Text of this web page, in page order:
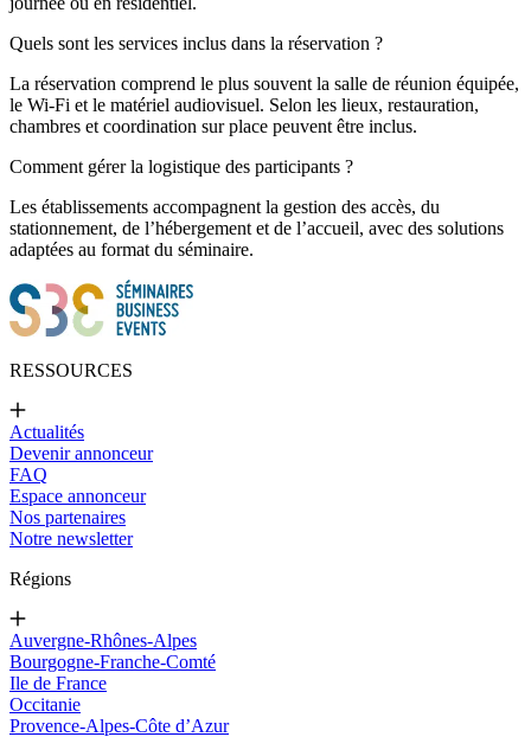
Quels sont les services inclus dans la réservation ?
La réservation comprend le plus souvent la salle de réunion équipée,
le Wi-Fi et le matériel audiovisuel. Selon les lieux, restauration,
chambres et coordination sur place peuvent être inclus.
Comment gérer la logistique des participants ?
Les établissements accompagnent la gestion des accès, du
stationnement, de l’hébergement et de l’accueil, avec des solutions
adaptées au format du séminaire.
RESSOURCES
Actualités
Devenir annonceur
FAQ
Espace annonceur
Nos partenaires
Notre newsletter
Régions
Auvergne-Rhônes-Alpes
Bourgogne-Franche-Comté
Ile de France
Occitanie
Provence-Alpes-Côte d’Azur